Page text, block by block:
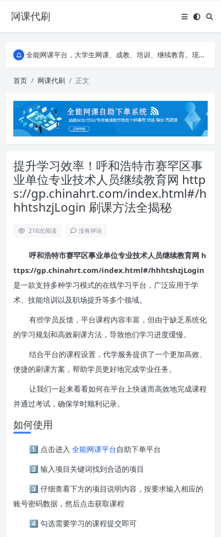
网课代刷
AI论文写作平台，根据真实文献内容生成论文
全能网课平台，大学生网课、成教、培训、继续教育。现已接入代刷代考项目3000+
全能网课平台，大学生网课、成教、培训、继续教育。现已接入代刷代考项目3000+
首页 网课代刷 正文
提升学习效率！呼和浩特市赛罕区事
业单位专业技术人员继续教育网 http
s://gp.chinahrt.com/index.html#/h
hhtshzjLogin 刷课方法全揭秘
216次阅读 没有评论
呼和浩特市赛罕区事业单位专业技术人员继续教育网 h
ttps://gp.chinahrt.com/index.html#/hhhtshzjLogin
是一款支持多种学习模式的在线学习平台，广泛应用于学
术、技能培训以及职场提升等多个领域。
有些学员反馈，平台课程内容丰富，但由于缺乏系统化
的学习规划和高效刷课方法，导致他们学习进度缓慢。
结合平台的课程设置，代学服务提供了一个更加高效、
便捷的刷课方案，帮助学员更好地完成学业任务。
让我们一起来看看如何在平台上快速而高效地完成课程
并通过考试，确保学时顺利记录。
如何使用
1️⃣ 点击进入 全能网课平台自助下单平台
2️⃣ 输入项目关键词找到合适的项目
3️⃣ 仔细查看下方的项目说明内容，按要求输入相应的
账号密码数据，然后点击获取课程
4️⃣ 勾选需要学习的课程提交即可